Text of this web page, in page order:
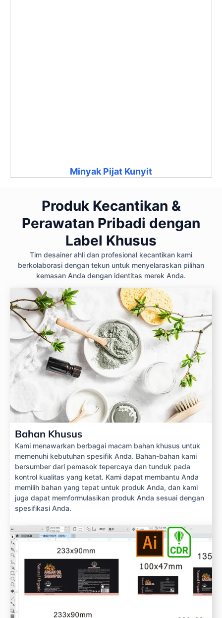
Minyak Pijat Kunyit
Produk Kecantikan &
Perawatan Pribadi dengan
Label Khusus
Tim desainer ahli dan profesional kecantikan kami
berkolaborasi dengan tekun untuk menyelaraskan pilihan
kemasan Anda dengan identitas merek Anda.
Bahan Khusus
Kami menawarkan berbagai macam bahan khusus untuk
memenuhi kebutuhan spesifik Anda. Bahan-bahan kami
bersumber dari pemasok tepercaya dan tunduk pada
kontrol kualitas yang ketat. Kami dapat membantu Anda
memilih bahan yang tepat untuk produk Anda, dan kami
juga dapat memformulasikan produk Anda sesuai dengan
spesifikasi Anda.